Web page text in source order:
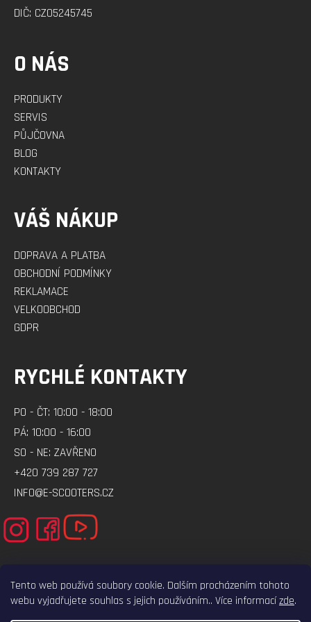
Tento web používá soubory cookie. Dalším procházením tohoto
webu vyjadřujete souhlas s jejich používáním.. Více informacízde.
DIČ: CZ05245745
O NÁS
PRODUKTY
SERVIS
PŮJČOVNA
BLOG
KONTAKTY
VÁŠ NÁKUP
DOPRAVA A PLATBA
OBCHODNÍ PODMÍNKY
REKLAMACE
VELKOOBCHOD
GDPR
RYCHLÉ KONTAKTY
PO - ČT: 10:00 - 18:00
PÁ: 10:00 - 16:00
SO - NE: ZAVŘENO
+420 739 287 727
INFO@E-SCOOTERS.CZ